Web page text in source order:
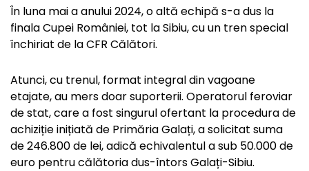
În luna mai a anului 2024, o altă echipă s-a dus la
finala Cupei României, tot la Sibiu, cu un tren special
închiriat de la CFR Călători.
Atunci, cu trenul, format integral din vagoane
etajate, au mers doar suporterii. Operatorul feroviar
de stat, care a fost singurul ofertant la procedura de
achiziție inițiată de Primăria Galați, a solicitat suma
de 246.800 de lei, adică echivalentul a sub 50.000 de
euro pentru călătoria dus-întors Galați-Sibiu.